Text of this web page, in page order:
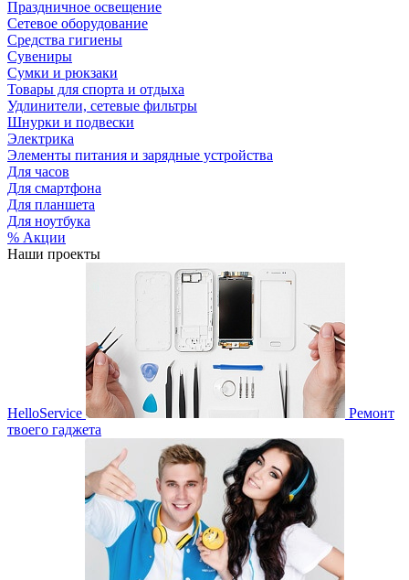
Праздничное освещение
Сетевое оборудование
Средства гигиены
Сувениры
Сумки и рюкзаки
Товары для спорта и отдыха
Удлинители, сетевые фильтры
Шнурки и подвески
Электрика
Элементы питания и зарядные устройства
Для часов
Для смартфона
Для планшета
Для ноутбука
% Акции
Наши проекты
HelloService
Ремонт
твоего гаджета